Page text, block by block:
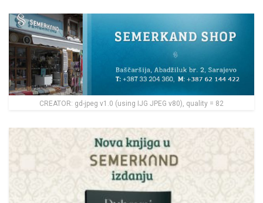
CREATOR: gd-jpeg v1.0 (using IJG JPEG v80), quality = 82